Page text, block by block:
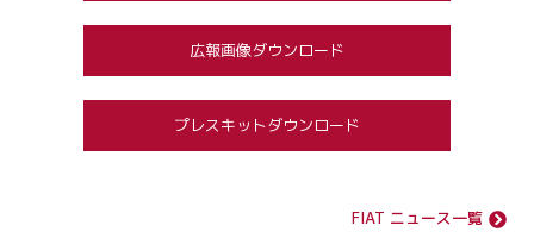
広報画像ダウンロード
プレスキットダウンロード
FIAT ニュース一覧